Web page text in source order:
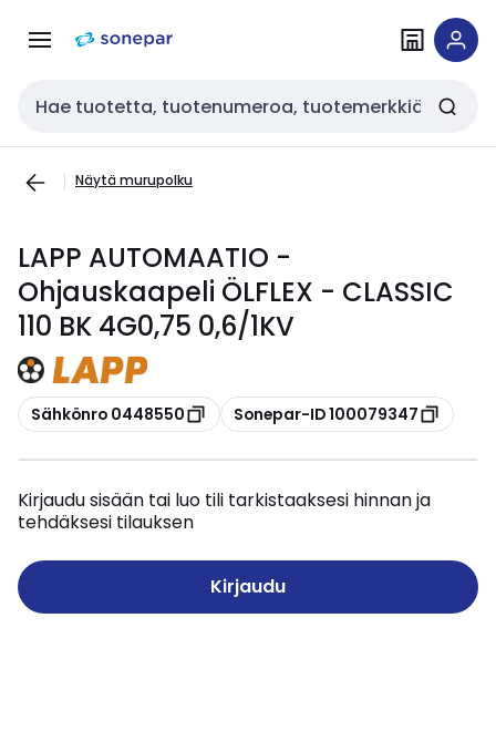
navigointiinsisältöön
Haku
Näytä murupolku
LAPP AUTOMAATIO -
Ohjauskaapeli ÖLFLEX - CLASSIC
110 BK 4G0,75 0,6/1KV
Kopioi
Sähkönro 0448550 Kopioi
Sonepar-ID 100079347
Kirjaudu sisään tai luo tili tarkistaaksesi hinnan ja
tehdäksesi tilauksen
Kirjaudu